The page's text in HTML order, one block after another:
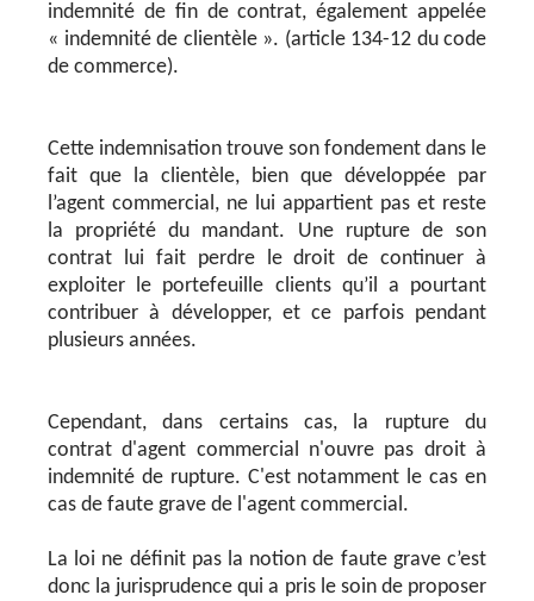
indemnité de fin de contrat, également appelée
« indemnité de clientèle ». (article 134-12 du code
de commerce).
Cette indemnisation trouve son fondement dans le
fait que la clientèle, bien que développée par
l’agent commercial, ne lui appartient pas et reste
la propriété du mandant. Une rupture de son
contrat lui fait perdre le droit de continuer à
exploiter le portefeuille clients qu’il a pourtant
contribuer à développer, et ce parfois pendant
plusieurs années.
Cependant, dans certains cas, la rupture du
contrat d'agent commercial n'ouvre pas droit à
indemnité de rupture. C'est notamment le cas en
cas de faute grave de l'agent commercial.
La loi ne définit pas la notion de faute grave c’est
donc la jurisprudence qui a pris le soin de proposer